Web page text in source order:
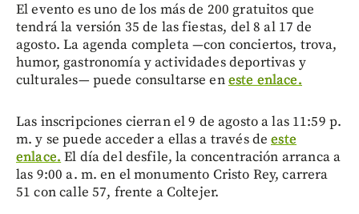
El evento es uno de los más de 200 gratuitos que
tendrá la versión 35 de las fiestas, del 8 al 17 de
agosto. La agenda completa —con conciertos, trova,
humor, gastronomía y actividades deportivas y
culturales— puede consultarse eneste enlace.
Las inscripciones cierran el 9 de agosto a las 11:59 p.
m. y se puede acceder a ellas a través deeste
enlace. El día del desfile, la concentración arranca a
las 9:00 a. m. en el monumento Cristo Rey, carrera
51 con calle 57, frente a Coltejer.